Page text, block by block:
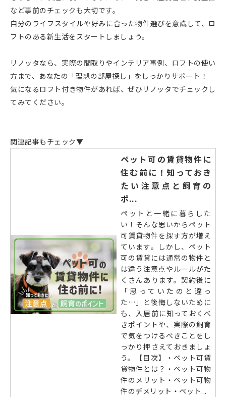
など事前のチェックも大切です。
自分のライフスタイルや好みに合った物件選びを意識して、ロ
フトのある新生活をスタートしましょう。
リノッタなら、実際の間取りやインテリア事例、ロフトの使い
方まで、あなたの「理想の部屋探し」をしっかりサポート！
気になるロフト付き物件があれば、ぜひリノッタでチェックし
てみてください。
関連記事もチェック▼
ペット可の賃貸物件に
住む前に！知っておき
たい注意点と飼育の
ポ...
ペットと一緒に暮らした
い！そんな思いからペット
可賃貸物件を探す方が増え
ています。しかし、ペット
可の賃貸には通常の物件と
は違う注意点やルールがた
くさんあります。契約後に
「思っていたのと違っ
た…」と後悔しないために
も、入居前に知っておくべ
きポイントや、実際の飼育
で気をつけるべきことをし
っかり押さえておきましょ
う。【目次】・ペット可賃
貸物件とは？・ペット可物
件のメリット・ペット可物
件のデメリット・ペット...